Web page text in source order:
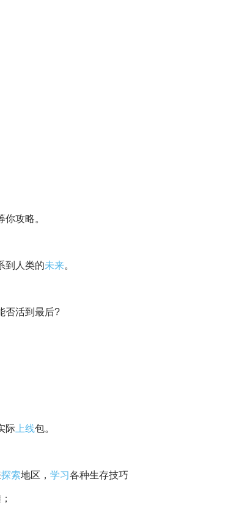
你攻略。
到人类的未来。
否活到最后?
际 上线包。
探索地区， 学习各种生存技巧